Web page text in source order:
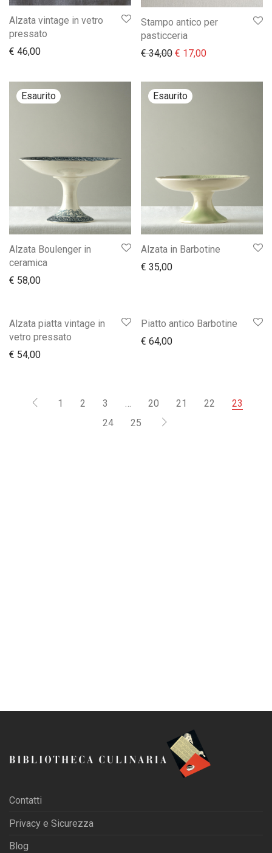
Alzata vintage in vetro
pressato
€ 46,00
Stampo antico per
pasticceria
€34,00 Il prezzo originale era:
€ 17,00Il prezzo
Alzata Boulenger in
ceramica
€ 58,00
Alzata in Barbotine
€ 35,00
Alzata piatta vintage in
vetro pressato
€ 54,00
Piatto antico Barbotine
€ 64,00
1 2 3 … 20 21 22
23
24
25
Contatti
Privacy e Sicurezza
Blog